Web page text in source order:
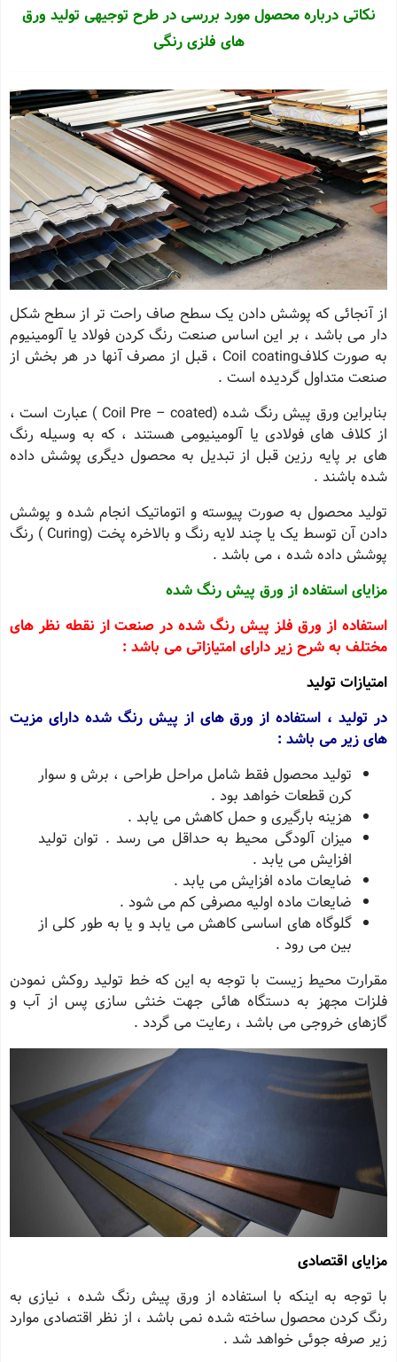
نکاتی درباره محصول مورد بررسی در طرح توجیهی تولید ورق
های فلزی رنگی
از آنجائی که پوشش دادن یک سطح صاف راحت تر از سطح شکل
دار می باشد ، بر این اساس صنعت رنگ کردن فولاد یا آلومینیوم
به صورت کلافCoil coating ، قبل از مصرف آنها در هر بخش از
صنعت متداول گردیده است .
بنابراین ورق پیش رنگ شده (Coil Pre – coated ) عبارت است ،
از کلاف های فولادی یا آلومینیومی هستند ، که به وسیله رنگ
های بر پایه رزین قبل از تبدیل به محصول دیگری پوشش داده
شده باشند .
تولید محصول به صورت پیوسته و اتوماتیک انجام شده و پوشش
دادن آن توسط یک یا چند لایه رنگ و بالاخره پخت (Curing ) رنگ
پوشش داده شده ، می باشد .
مزایای استفاده از ورق پیش رنگ شده
استفاده از ورق فلز پیش رنگ شده در صنعت از نقطه نظر های
مختلف به شرح زیر دارای امتیازاتی می باشد :
امتیازات تولید
در تولید ، استفاده از ورق های از پیش رنگ شده دارای مزیت
های زیر می باشد :
تولید محصول فقط شامل مراحل طراحی ، برش و سوار
کرن قطعات خواهد بود .
هزینه بارگیری و حمل کاهش می یابد .
میزان آلودگی محیط به حداقل می رسد . توان تولید
افزایش می یابد .
ضایعات ماده افزایش می یابد .
ضایعات ماده اولیه مصرفی کم می شود .
گلوگاه های اساسی کاهش می یابد و یا به طور کلی از
بین می رود .
مقرارت محیط زیست با توجه به این که خط تولید روکش نمودن
فلزات مجهز به دستگاه هائی جهت خنثی سازی پس از آب و
گازهای خروجی می باشد ، رعایت می گردد .
مزایای اقتصادی
با توجه به اینکه با استفاده از ورق پیش رنگ شده ، نیازی به
رنگ کردن محصول ساخته شده نمی باشد ، از نظر اقتصادی موارد
زیر صرفه جوئی خواهد شد .